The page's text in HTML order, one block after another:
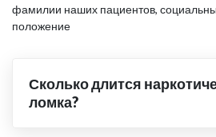
фамилии наших пациентов,
положение
Сколько длится
ломка?